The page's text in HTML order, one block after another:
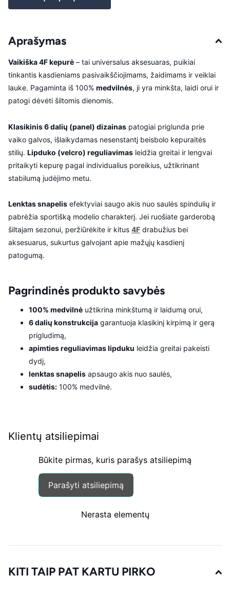
Aprašymas
Vaikiška 4F kepurė – tai universalus aksesuaras, puikiai
tinkantis kasdieniams pasivaikščiojimams, žaidimams ir veiklai
lauke. Pagaminta iš 100% medvilnės, ji yra minkšta, laidi orui ir
patogi dėvėti šiltomis dienomis.
Klasikinis 6 dalių (panel) dizainas patogiai priglunda prie
vaiko galvos, išlaikydamas nesenstantį beisbolo kepuraitės
stilių. Lipduko (velcro) reguliavimas leidžia greitai ir lengvai
pritaikyti kepurę pagal individualius poreikius, užtikrinant
stabilumą judėjimo metu.
Lenktas snapelis efektyviai saugo akis nuo saulės spindulių ir
pabrėžia sportišką modelio charakterį. Jei ruošiate garderobą
šiltajam sezonui, peržiūrėkite ir kitus 4F drabužius bei
aksesuarus, sukurtus galvojant apie mažųjų kasdienį
patogumą.
Pagrindinės produkto savybės
100% medvilnė užtikrina minkštumą ir laidumą orui,
6 dalių konstrukcija garantuoja klasikinį kirpimą ir gerą
prigludimą,
apimties reguliavimas lipduku leidžia greitai pakeisti
dydį,
lenktas snapelis apsaugo akis nuo saulės,
sudėtis: 100% medvilnė.
Klientų atsiliepimai
Būkite pirmas, kuris parašys atsiliepimą
Parašyti atsiliepimą
Nerasta elementų
KITI TAIP PAT KARTU PIRKO